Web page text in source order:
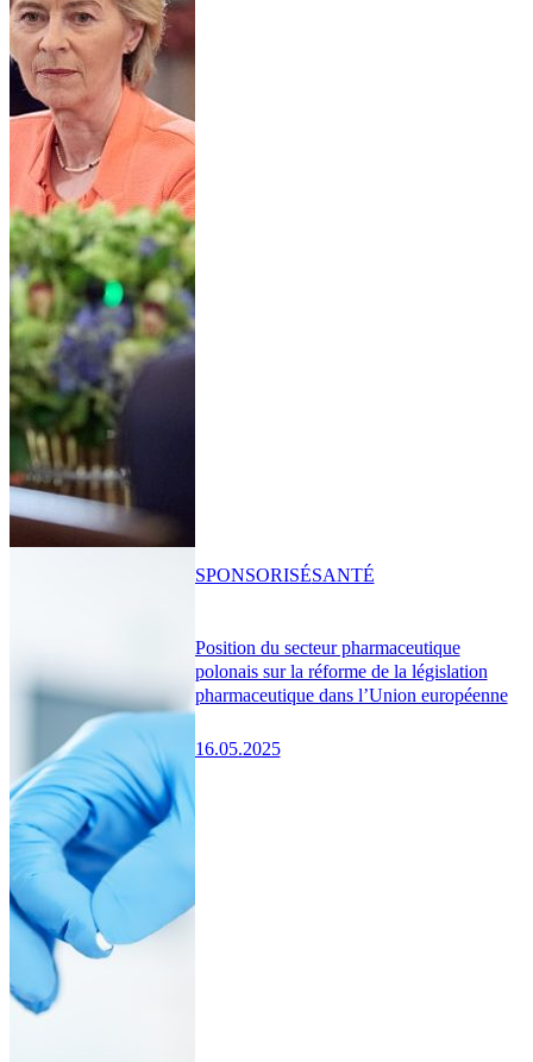
Position du secteur pharmaceutique
polonais sur la réforme de la législation
pharmaceutique dans l’Union européenne
16.05.2025
SPONSORISÉSANTÉ